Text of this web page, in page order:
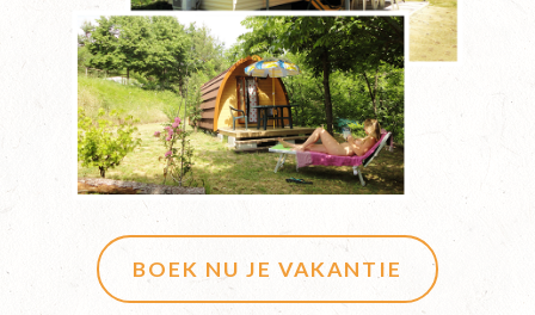
BOEK NU JE VAKANTIE